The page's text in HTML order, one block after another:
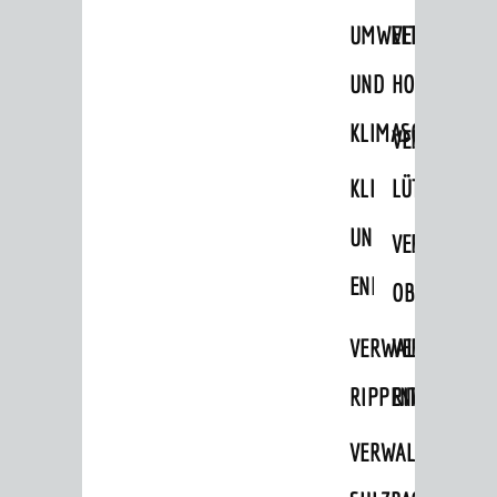
UMWELT-
UND
KLIMASCHUTZ
KLIMASCHUTZ
UND
RIPPENWEIER